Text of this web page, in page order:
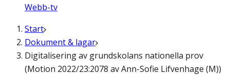
Webb-tv
Start
Dokument & lagar
Digitalisering av grundskolans nationella prov
(Motion 2022/23:2078 av Ann-Sofie Lifvenhage (M))